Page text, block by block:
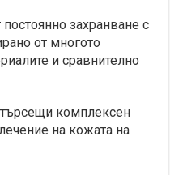
захранване с
от многото
и сравнително
комплексен
на кожата на